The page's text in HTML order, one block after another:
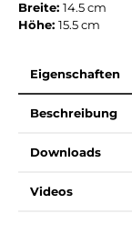
Breite: 14.5 cm
Höhe: 15.5 cm
Eigenschaften
Beschreibung
Downloads
Videos